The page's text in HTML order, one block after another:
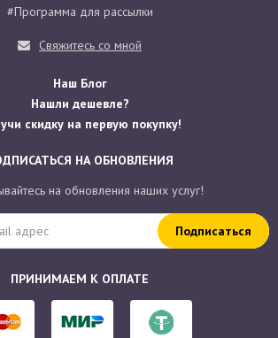
#Программа для рассылки
Свяжитесь со мной
Наш Блог
Нашли дешевле?
скидку на первую покупку!
НА ОБНОВЛЕНИЯ
на обновления наших услуг!
Подписаться
ПРИНИМАЕМ К ОПЛАТЕ